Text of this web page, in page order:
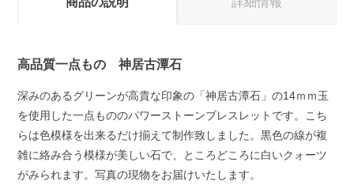
高品質一点もの 神居古潭石
深みのあるグリーンが高貴な印象の「神居古潭石」の14ｍｍ玉
を使用した一点もののパワーストーンブレスレットです。こち
らは色模様を出来るだけ揃えて制作致しました。黒色の線が複
雑に絡み合う模様が美しい石で、ところどころに白いクォーツ
がみられます。写真の現物をお届けいたします。